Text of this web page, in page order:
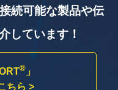
続可能な製品や伝
しています！
®」
ちら >